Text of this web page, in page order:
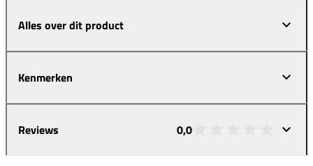
Alles over dit product
Kenmerken
Reviews 0,0